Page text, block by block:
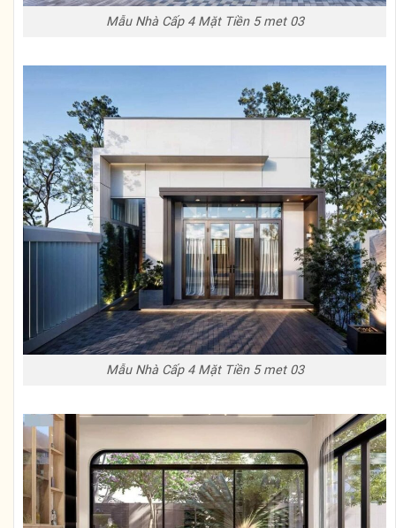
Mẫu Nhà Cấp 4 Mặt Tiền 5 met 03
Mẫu Nhà Cấp 4 Mặt Tiền 5 met 03